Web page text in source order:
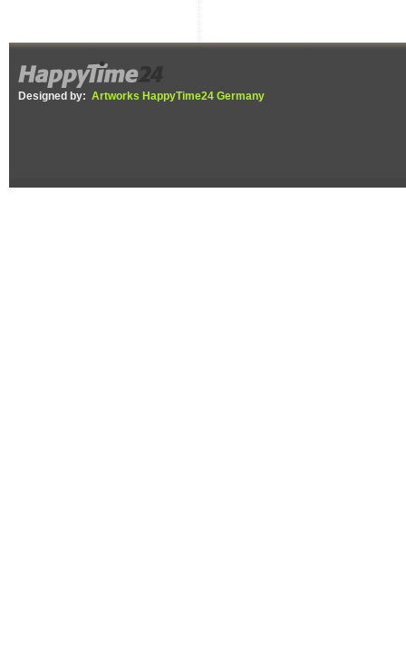
Designed by: Artworks HappyTime24 Germany